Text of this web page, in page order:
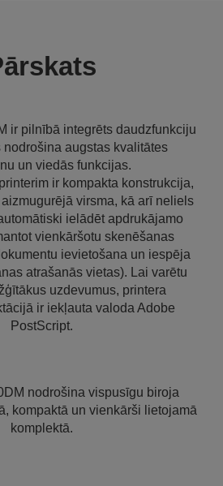
ir pilnībā integrēts daudzfunkciju
nodrošina augstas kvalitātes
un viedās funkcijas.
ir kompakta konstrukcija,
virsma, kā arī neliels
ielādēt apdrukājamo
vienkāršotu skenēšanas
ievietošana un iespēja
atrašanās vietas). Lai varētu
uzdevumus, printera
ir iekļauta valoda Adobe
PostScript.
nodrošina vispusīgu biroja
kompaktā un vienkārši lietojamā
komplektā.